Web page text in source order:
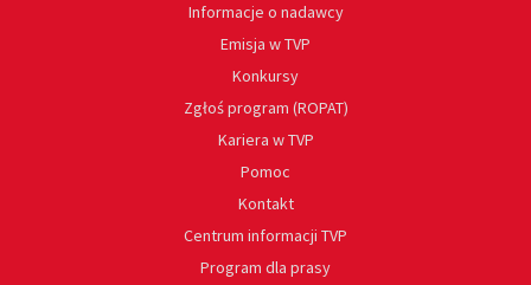
Informacje o nadawcy
Emisja w TVP
Konkursy
Zgłoś program (ROPAT)
Kariera w TVP
Pomoc
Kontakt
Centrum informacji TVP
Program dla prasy